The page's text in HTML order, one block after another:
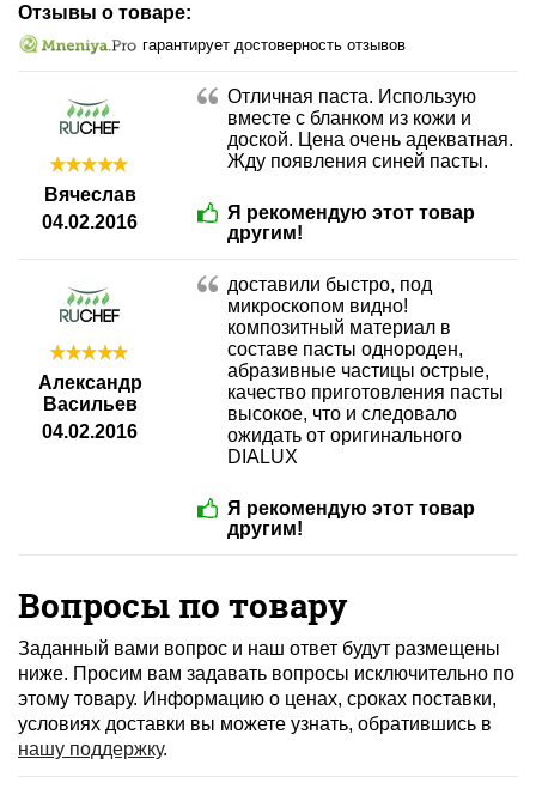
Отзывы о товаре:
гарантирует достоверность отзывов
Вячеслав
04.02.2016
Отличная паста. Использую
вместе с бланком из кожи и
доской. Цена очень адекватная.
Жду появления синей пасты.
Я рекомендую этот товар
другим!
Александр
Васильев
04.02.2016
доставили быстро, под
микроскопом видно!
композитный материал в
составе пасты однороден,
абразивные частицы острые,
качество приготовления пасты
высокое, что и следовало
ожидать от оригинального
DIALUX
Я рекомендую этот товар
другим!
Вопросы по товару
Заданный вами вопрос и наш ответ будут размещены
ниже. Просим вам задавать вопросы исключительно по
этому товару. Информацию о ценах, сроках поставки,
условиях доставки вы можете узнать, обратившись в
нашу поддержку.